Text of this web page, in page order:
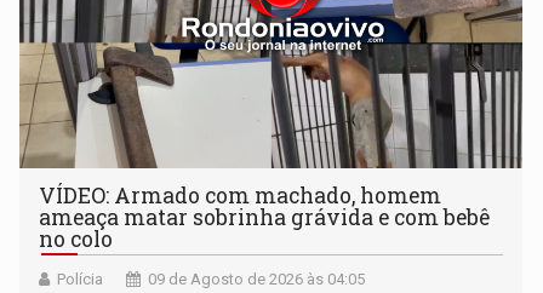
VÍDEO: Armado com machado, homem
ameaça matar sobrinha grávida e com bebê
no colo
Polícia 09 de Agosto de 2026 às 04:05